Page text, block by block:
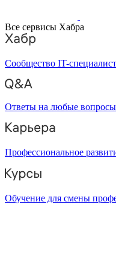
Все сервисы Хабра
Сообщество IT-
Ответы на любые
Профессиональное
Обучение для смены